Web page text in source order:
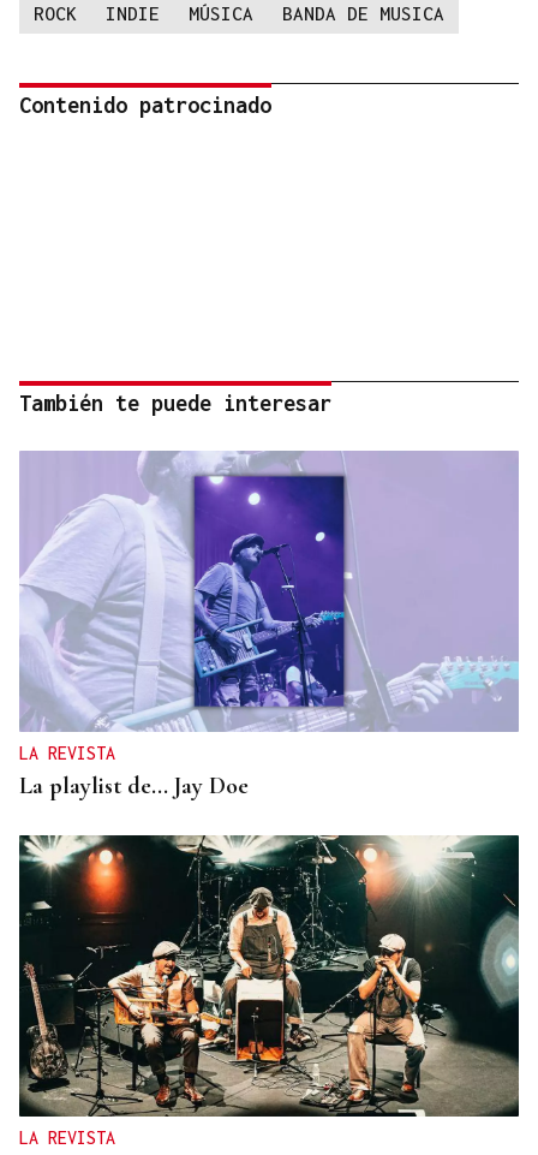
ROCK INDIE MÚSICA BANDA DE MUSICA
Contenido patrocinado
También te puede interesar
LA REVISTA
La playlist de... Jay Doe
LA REVISTA